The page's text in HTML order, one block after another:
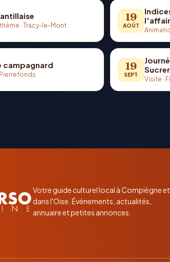
· Tracy-le-Mont
19
AOÛT
campagnard
Pierrefonds
19
SEPT
Visite ·
Votre guide culturel local à Compiègne et
dans l'Oise. Événements, actualités,
annuaire et petites annonces.